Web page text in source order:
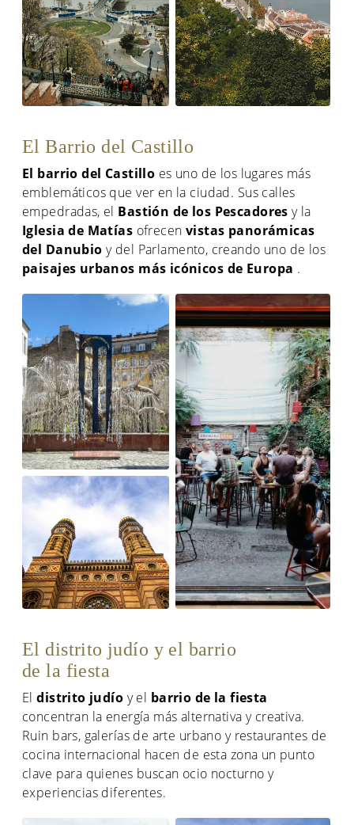
El Barrio del Castillo
El barrio del Castillo es uno de los lugares más
emblemáticos que ver en la ciudad. Sus calles
empedradas, el Bastión de los Pescadoresy la
Iglesia de Matías ofrecen vistas panorámicas
del Danubioy del Parlamento, creando uno de los
paisajes urbanos más icónicos de Europa .
El distrito judío y el barrio
de la fiesta
Eldistrito judío y el barrio de la fiesta
concentran la energía más alternativa y creativa.
Ruin bars, galerías de arte urbano y restaurantes de
cocina internacional hacen de esta zona un punto
clave para quienes buscan ocio nocturno y
experiencias diferentes.